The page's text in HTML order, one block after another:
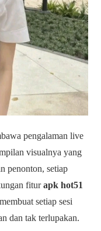
pengalaman live
visualnya yang
penonton, setiap
fiturapk hot51
setiap sesi
dan tak terlupakan.